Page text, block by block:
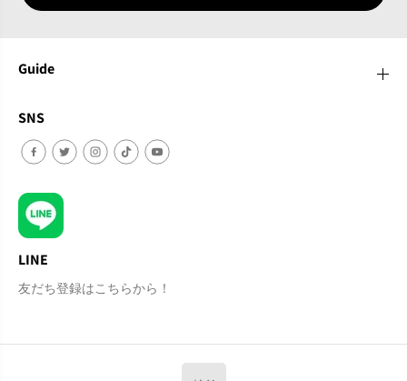
Guide
SNS
LINE
友だち登録はこちらから！